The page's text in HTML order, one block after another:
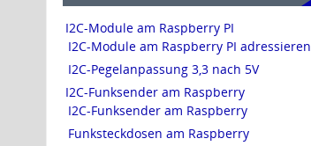
I2C-Module am Raspberry PI
I2C-Module am Raspberry PI adressieren
I2C-Pegelanpassung 3,3 nach 5V
I2C-Funksender am Raspberry
I2C-Funksender am Raspberry
Funksteckdosen am Raspberry